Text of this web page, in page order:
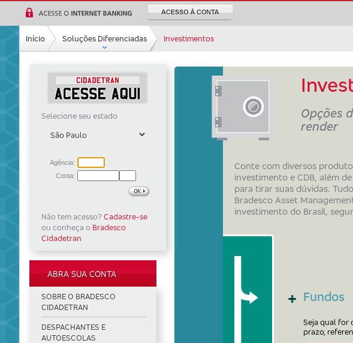
Ir para a
pesquisa
Ir para a
navegação
Ir para o
Ir para
Início Soluções Diferenciadas Investimentos
Selecione seu estado
Não tem acesso? Cadastre-se
ou conheça o Bradesco
Cidadetran
ABRA SUA CONTA
SOBRE O BRADESCO
CIDADETRAN
DESPACHANTES E
AUTOESCOLAS
Opções
render
Conte com diversos
investimento e CDB, além
para tirar suas dúvidas.
Bradesco Asset
investimento do Brasil,
Fundos
Seja qual for
prazo,